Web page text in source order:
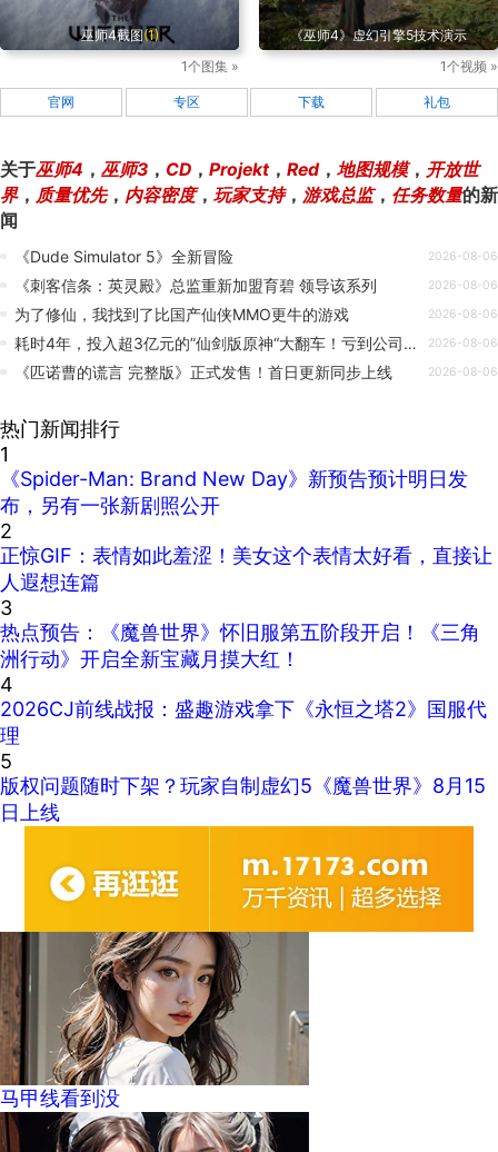
巫师4截图(1)
1个图集 »
《巫师4》虚幻引擎5技术演示
1个视频 »
官网 专区 下载 礼包
关于巫师4 ， 巫师3 ， CD ， Projekt， Red ， 地图规模， 开放世
界， 质量优先， 内容密度， 玩家支持， 游戏总监， 任务数量的新
闻
《Dude Simulator 5》全新冒险 2026-08-06
《刺客信条：英灵殿》总监重新加盟育碧 领导该系列 2026-08-06
为了修仙，我找到了比国产仙侠MMO更牛的游戏 2026-08-06
耗时4年，投入超3亿元的”仙剑版原神“大翻车！亏到公司几乎破产！ 2026-08-06
《匹诺曹的谎言 完整版》正式发售！首日更新同步上线 2026-08-06
热门新闻排行
1
《Spider-Man: Brand New Day》新预告预计明日发
布，另有一张新剧照公开
2
正惊GIF：表情如此羞涩！美女这个表情太好看，直接让
人遐想连篇
3
热点预告：《魔兽世界》怀旧服第五阶段开启！《三角
洲行动》开启全新宝藏月摸大红！
4
2026CJ前线战报：盛趣游戏拿下《永恒之塔2》国服代
理
5
版权问题随时下架？玩家自制虚幻5《魔兽世界》8月15
日上线
马甲线看到没